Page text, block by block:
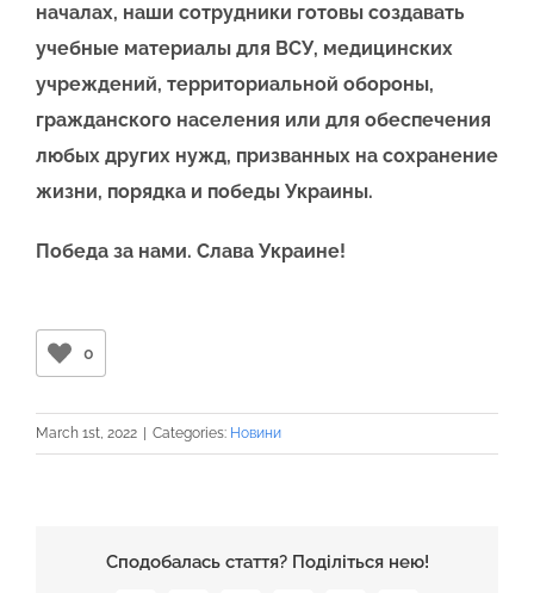
началах, наши сотрудники готовы создавать
учебные материалы для ВСУ, медицинских
учреждений, территориальной обороны,
гражданского населения или для обеспечения
любых других нужд, призванных на сохранение
жизни, порядка и победы Украины.
Победа за нами. Слава Украине!
0
March 1st, 2022 Categories: Новини
Сподобалась стаття? Поділіться нею!